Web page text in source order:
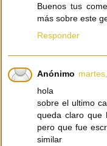
Buenos tus
más sobre este
Responder
Anónimo
hola
sobre el ultimo
queda claro que
pero que fue
similar